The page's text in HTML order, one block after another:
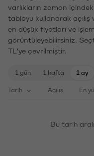
varlıkların zaman
tabloyu kullanarak açılış
en düşük fiyatları ve
görüntüleyebilirsiniz.
TL'ye çevrilmiştir.
1 gün 1 hafta 1 ay
Tarih Açılış En
Bu tarih